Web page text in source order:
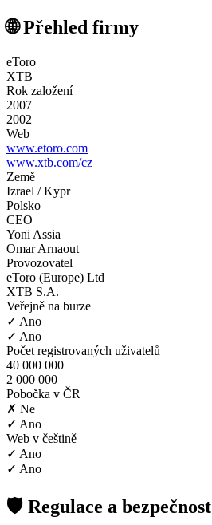
🌐 Přehled firmy
eToro
XTB
Rok založení
2007
2002
Web
www.etoro.com
www.xtb.com/cz
Země
Izrael / Kypr
Polsko
CEO
Yoni Assia
Omar Arnaout
Provozovatel
eToro (Europe) Ltd
XTB S.A.
Veřejně na burze
✓ Ano
✓ Ano
Počet registrovaných uživatelů
40 000 000
2 000 000
Pobočka v ČR
✗ Ne
✓ Ano
Web v češtině
✓ Ano
✓ Ano
🛡️ Regulace a bezpečnost